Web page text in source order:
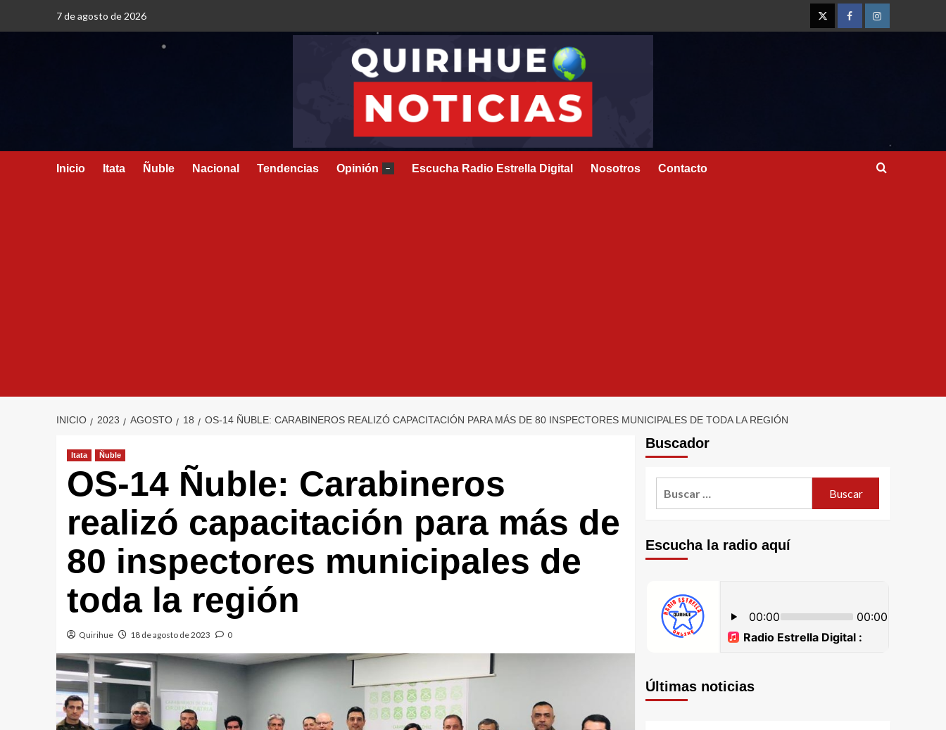
7 de agosto de 2026
Inicio Itata Ñuble Nacional Tendencias Opinión – Escucha Radio Estrella Digital Nosotros Contacto
INICIO 2023 AGOSTO 18 OS-14 ÑUBLE: CARABINEROS REALIZÓ CAPACITACIÓN PARA MÁS DE 80 INSPECTORES MUNICIPALES DE TODA LA REGIÓN
Itata Ñuble
OS-14 Ñuble: Carabineros
realizó capacitación para más de
80 inspectores municipales de
toda la región
Quirihue 18 de agosto de 2023 0
Buscador
Escucha la radio aquí
Últimas noticias